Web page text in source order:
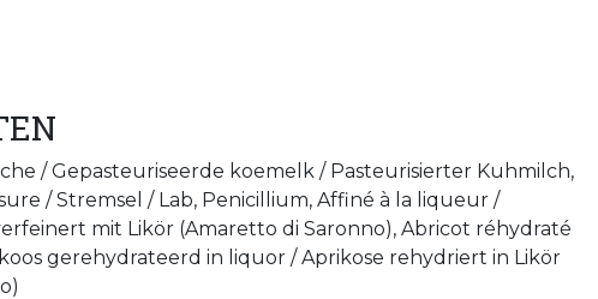
/ Gepasteuriseerde koemelk / Pasteurisierter Kuhmilch,
/ Stremsel / Lab, Penicillium, Affiné à la liqueur /
mit Likör (Amaretto di Saronno), Abricot réhydraté
gerehydrateerd in liquor / Aprikose rehydriert in Likör